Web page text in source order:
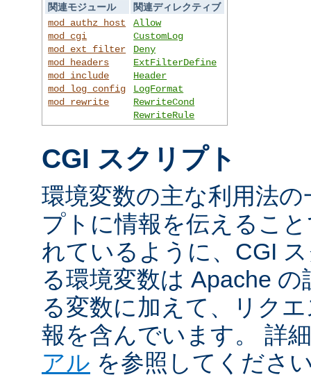
関連モジュール
関連ディレクティブ
mod_authz_host
mod_cgi
mod_ext_filter
mod_headers
mod_include
mod_log_config
mod_rewrite
Allow
CustomLog
Deny
ExtFilterDefine
Header
LogFormat
RewriteCond
RewriteRule
CGI スクリプト
環境変数の主な利用法
プトに情報を伝えるこ
れているように、CGI
る環境変数は Apache
る変数に加えて、リク
報を含んでいます。 詳
アル を参照してくださ